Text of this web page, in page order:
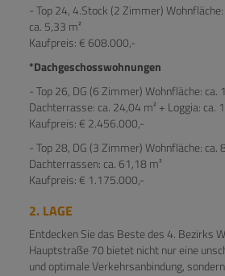
- Top 24, 4.Stock (2 Zimmer)
ca. 5,33 m²
Kaufpreis: € 608.000,-
*Dachgeschosswohnungen
- Top 26, DG (6 Zimmer) Wohnfläche: ca.
Dachterrasse: ca. 24,04 m² + Loggia: ca.
Kaufpreis: € 2.456.000,-
- Top 28, DG (3 Zimmer) Wohnfläche: ca.
Dachterrassen: ca. 61,18 m²
Kaufpreis: € 1.175.000,-
2. LAGE
Entdecken Sie das Beste des 4. Bezirks
Hauptstraße 70 bietet nicht nur eine
und optimale Verkehrsanbindung,